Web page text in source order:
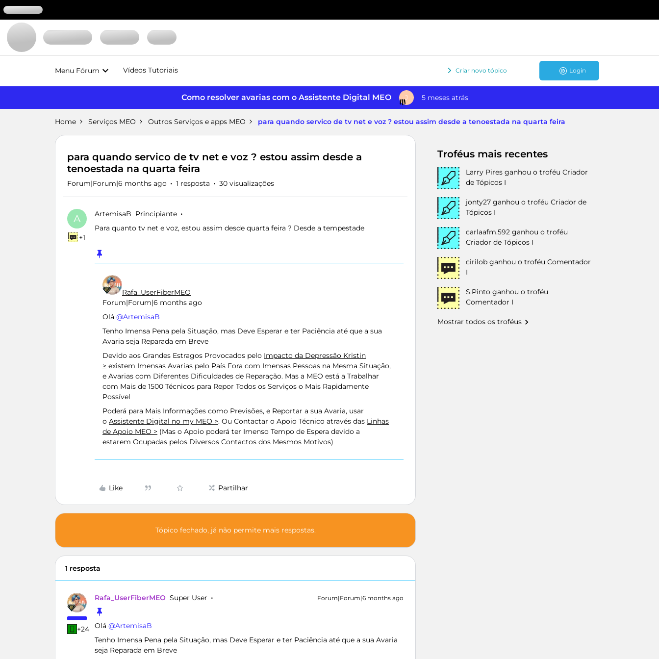
Menu Fórum Vídeos Tutoriais Criar novo tópico Login
Como resolver avarias com o Assistente Digital MEO J 5 meses atrás
Home Serviços MEO Outros Serviços e apps MEO para quando servico de tv net e voz ? estou assim desde a tenoestada na quarta feira
para quando servico de tv net e voz ? estou assim desde a
tenoestada na quarta feira
Forum|Forum|6 months ago 1 resposta 30 visualizações
A
+1
ArtemisaB Principiante
Para quanto tv net e voz, estou assim desde quarta feira ? Desde a tempestade
Rafa_UserFiberMEO
Forum|Forum|6 months ago
Olá ​ @ArtemisaB
Tenho Imensa Pena pela Situação, mas Deve Esperar e ter Paciência até que a sua
Avaria seja Reparada em Breve
Devido aos Grandes Estragos Provocados pelo Impacto da Depressão Kristin
> existem Imensas Avarias pelo País Fora com Imensas Pessoas na Mesma Situação,
e Avarias com Diferentes Dificuldades de Reparação. Mas a MEO está a Trabalhar
com Mais de 1500 Técnicos para Repor Todos os Serviços o Mais Rapidamente
Possível
Poderá para Mais Informações como Previsões, e Reportar a sua Avaria, usar
o Assistente Digital no my MEO >. Ou Contactar o Apoio Técnico através das Linhas
de Apoio MEO > (Mas o Apoio poderá ter Imenso Tempo de Espera devido a
estarem Ocupadas pelos Diversos Contactos dos Mesmos Motivos)
Like Partilhar
Tópico fechado, já não permite mais respostas.
1 resposta
+24
Rafa_UserFiberMEO Super User Forum|Forum|6 months ago
Olá ​ @ArtemisaB
Tenho Imensa Pena pela Situação, mas Deve Esperar e ter Paciência até que a sua Avaria
seja Reparada em Breve
Troféus mais recentes
Larry Pires ganhou o troféu Criador
de Tópicos I
jonty27 ganhou o troféu Criador de
Tópicos I
carlaafm.592 ganhou o troféu
Criador de Tópicos I
cirilob ganhou o troféu Comentador
I
S.Pinto ganhou o troféu
Comentador I
Mostrar todos os troféus